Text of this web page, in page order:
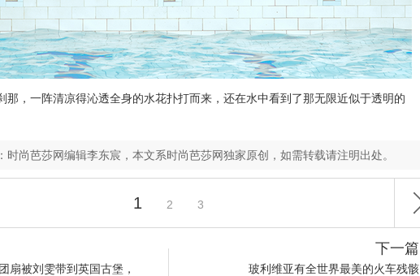
那，一阵清凉得沁透全身的水花扑打而来，还在水中看到了那无限近似于透明的
时尚芭莎网编辑李东宸，本文系时尚芭莎网独家原创，如需转载请注明出处。
1 2 3
扇被刘雯带到英国古堡，
下一篇
玻利维亚有全世界最美的火车残骸